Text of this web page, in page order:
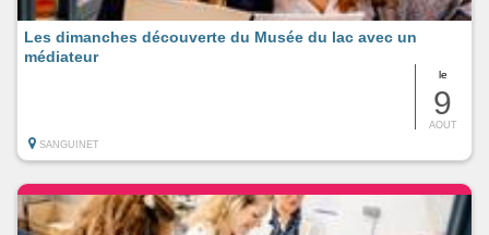
le
9
AOUT
Les dimanches découverte du Musée du lac avec un
médiateur
SANGUINET